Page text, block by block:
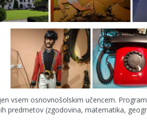
vsem osnovnošolskim učencem.
predmetov (zgodovina, matematika,